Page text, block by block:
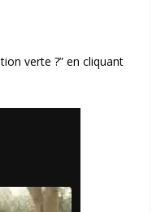
verte ?” en cliquant